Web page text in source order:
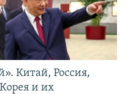
Китай, Россия,
и их